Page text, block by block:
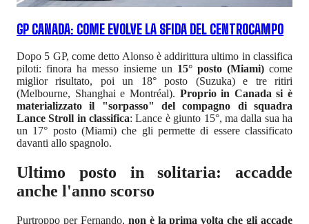
GP CANADA: COME EVOLVE LA SFIDA DEL CENTROCAMPO
Dopo 5 GP, come detto Alonso è addirittura ultimo in classifica
piloti: finora ha messo insieme un 15° posto (Miami) come
miglior risultato, poi un 18° posto (Suzuka) e tre ritiri
(Melbourne, Shanghai e Montréal). Proprio in Canada si è
materializzato il "sorpasso" del compagno di squadra
Lance Stroll in classifica: Lance è giunto 15°, ma dalla sua ha
un 17° posto (Miami) che gli permette di essere classificato
davanti allo spagnolo.
Ultimo posto in solitaria: accadde
anche l'anno scorso
Purtroppo per Fernando, non è la prima volta che gli accade